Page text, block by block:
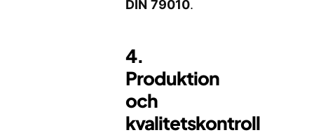
DIN 79010.
4.
Produktion
och
kvalitetskontroll